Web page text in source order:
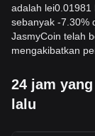
adalah lei0.01981
sebanyak -7.30%
JasmyCoin telah
mengakibatkan
24 jam yang
lalu